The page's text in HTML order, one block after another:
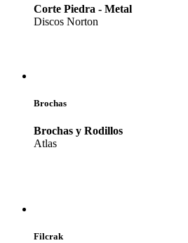
Corte Piedra - Metal
Discos Norton
Brochas
Brochas y Rodillos
Atlas
Filcrak